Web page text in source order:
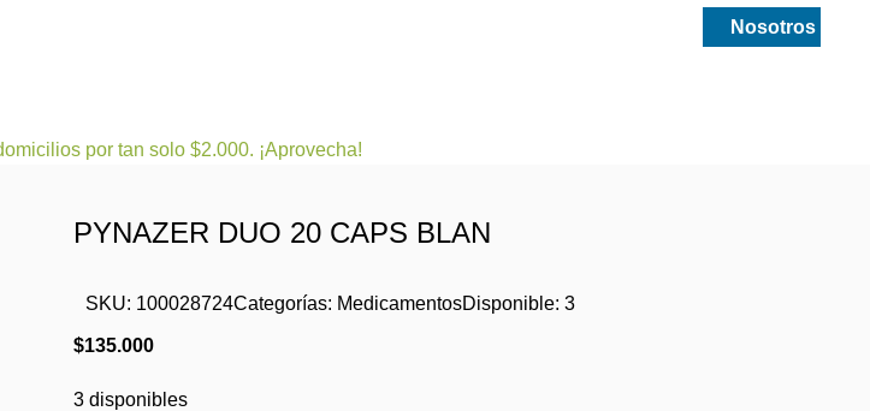
Nosotros
por tan solo $2.000. ¡Aprovecha!
PYNAZER DUO 20 CAPS BLAN
SKU: 100028724Categorías: MedicamentosDisponible: 3
$135.000
3 disponibles